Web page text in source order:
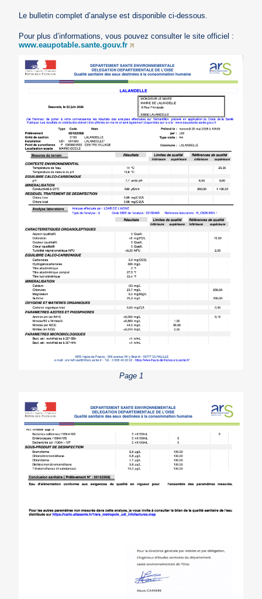
Le bulletin complet d’analyse est disponible ci-dessous.
Pour plus d’informations, vous pouvez consulter le site officiel :
www.eaupotable.sante.gouv.fr
Page 1